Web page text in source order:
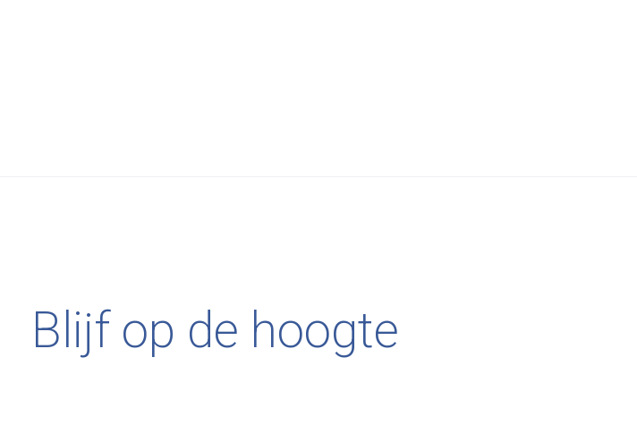
Blijf op de hoogte